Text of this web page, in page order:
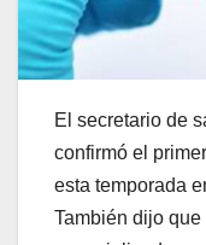
El secretario de
confirmó el
esta temporada
También dijo